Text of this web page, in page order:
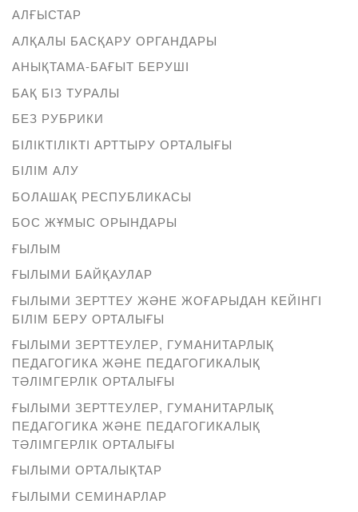
АЛҒЫСТАР
АЛҚАЛЫ БАСҚАРУ ОРГАНДАРЫ
АНЫҚТАМА-БАҒЫТ БЕРУШІ
БАҚ БІЗ ТУРАЛЫ
БЕЗ РУБРИКИ
БІЛІКТІЛІКТІ АРТТЫРУ ОРТАЛЫҒЫ
БІЛІМ АЛУ
БОЛАШАҚ РЕСПУБЛИКАСЫ
БОС ЖҰМЫС ОРЫНДАРЫ
ҒЫЛЫМ
ҒЫЛЫМИ БАЙҚАУЛАР
ҒЫЛЫМИ ЗЕРТТЕУ ЖӘНЕ ЖОҒАРЫДАН КЕЙІНГІ
БІЛІМ БЕРУ ОРТАЛЫҒЫ
ҒЫЛЫМИ ЗЕРТТЕУЛЕР, ГУМАНИТАРЛЫҚ
ПЕДАГОГИКА ЖӘНЕ ПЕДАГОГИКАЛЫҚ
ТӘЛІМГЕРЛІК ОРТАЛЫҒЫ
ҒЫЛЫМИ ЗЕРТТЕУЛЕР, ГУМАНИТАРЛЫҚ
ПЕДАГОГИКА ЖӘНЕ ПЕДАГОГИКАЛЫҚ
ТӘЛІМГЕРЛІК ОРТАЛЫҒЫ
ҒЫЛЫМИ ОРТАЛЫҚТАР
ҒЫЛЫМИ СЕМИНАРЛАР